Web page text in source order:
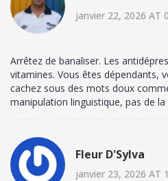
janvier 22, 2026 AT
Arrêtez de banaliser. Les
vitamines. Vous êtes dépendants,
cachez sous des mots doux
manipulation linguistique, pas de la
Fleur D'Sylva
janvier 23, 2026 AT